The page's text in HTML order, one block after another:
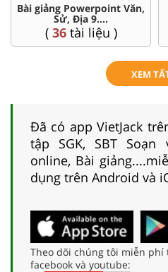
Bài giảng Powerpoint Văn,
Sử, Địa 9....
( 36tài liệu )
XEM
Đã có app VietJack
tập SGK, SBT Soạn
online, Bài
dụng trên Android và
Theo dõi chúng tôi miễn phí
facebook và youtube: